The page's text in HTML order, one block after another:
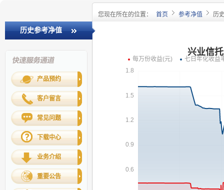
您现在所在的位置： 首页 参考净值 历
历史参考净值
产品预约
客户留言
常见问题
下载中心
业务介绍
重要公告